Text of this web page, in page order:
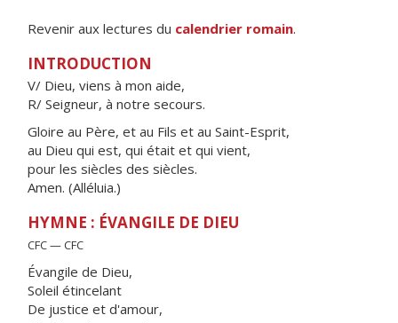
Revenir aux lectures du calendrier romain.
INTRODUCTION
V/ Dieu, viens à mon aide,
R/ Seigneur, à notre secours.
Gloire au Père, et au Fils et au Saint-Esprit,
au Dieu qui est, qui était et qui vient,
pour les siècles des siècles.
Amen. (Alléluia.)
HYMNE : ÉVANGILE DE DIEU
CFC — CFC
Évangile de Dieu,
Soleil étincelant
De justice et d'amour,